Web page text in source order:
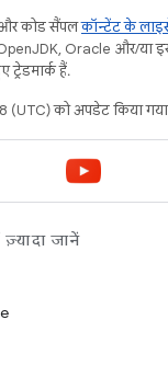
कोड सैंपलकॉन्टेंट के
Oracle और/या
ट्रेडमार्क हैं.
(UTC) को अपडेट किया
जानें